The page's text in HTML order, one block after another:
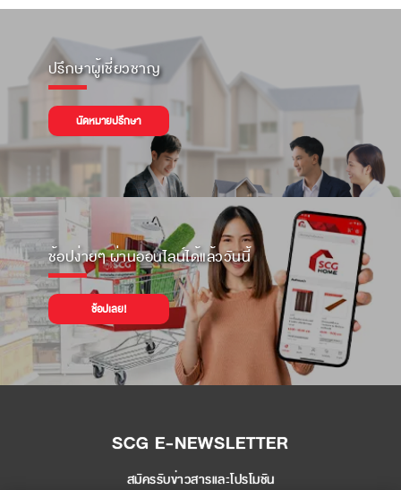
ปรึกษาผู้เชี่ยวชาญ
นัดหมายปรึกษา
ช้อปง่ายๆ ผ่านออนไลน์ได้แล้ววันนี้
ช้อปเลย!
SCG E-NEWSLETTER
สมัครรับข่าวสารและโปรโมชัน